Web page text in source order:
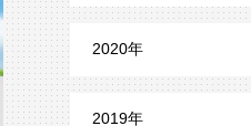
7月 (1)
6月 (3)
5月 (2)
7月 (6)
9月 (6)
11月 (6)
9月 (2)
12月 (14)
11月 (21)
2020年
12月 (15)
2019年